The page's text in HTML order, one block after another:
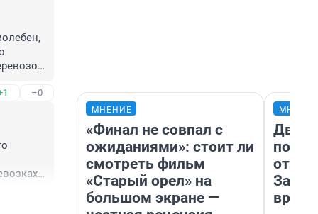
люди –0
МНЕНИЕ
«Финал не совпал с
ожиданиями»: стоит ли
смотреть фильм
«Старый орел» на
большом экране —
Два
от